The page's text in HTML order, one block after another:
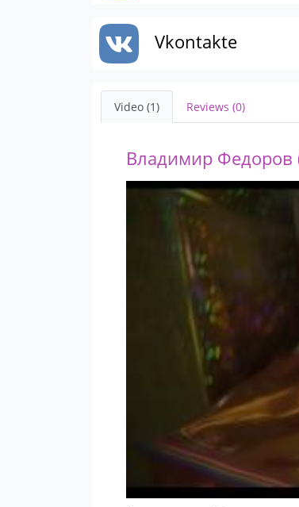
Vkontakte
Video (1) Reviews (0)
Владимир Федоров